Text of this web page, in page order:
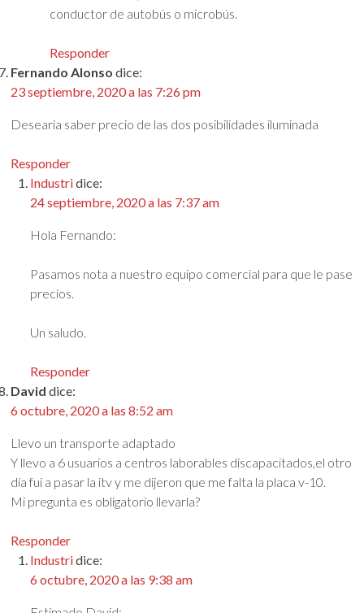
conductor de autobús o microbús.
Responder
Fernando Alonso dice:
23 septiembre, 2020 a las 7:26 pm
Desearía saber precio de las dos posibilidades iluminada
Responder
Industridice:
24 septiembre, 2020 a las 7:37 am
Hola Fernando:
Pasamos nota a nuestro equipo comercial para que le pase
precios.
Un saludo.
Responder
David dice:
6 octubre, 2020 a las 8:52 am
Llevo un transporte adaptado
Y llevo a 6 usuarios a centros laborables discapacitados,el otro
día fui a pasar la itv y me dijeron que me falta la placa v-10.
Mi pregunta es obligatorio llevarla?
Responder
Industridice:
6 octubre, 2020 a las 9:38 am